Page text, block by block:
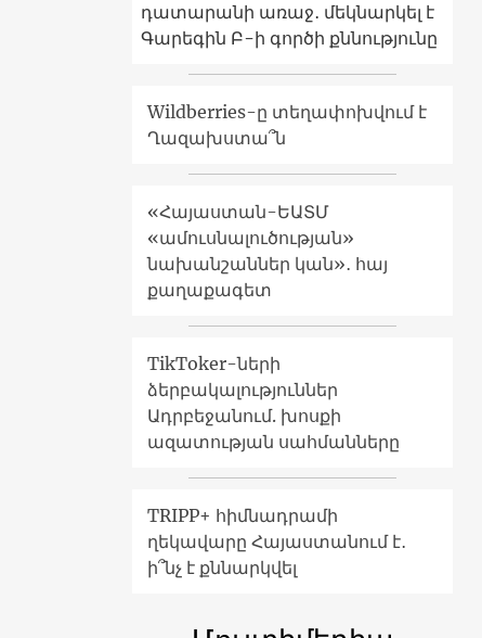
դատարանի առաջ․ մեկնարկել է
Գարեգին Բ-ի գործի քննությունը
Wildberries-ը տեղափոխվում է
Ղազախստա՞ն
«Հայաստան-ԵԱՏՄ
«ամուսնալուծության»
նախանշաններ կան»․ հայ
քաղաքագետ
TikToker-ների
ձերբակալություններ
Ադրբեջանում. խոսքի
ազատության սահմանները
TRIPP+ հիմնադրամի
ղեկավարը Հայաստանում է․
ի՞նչ է քննարկվել